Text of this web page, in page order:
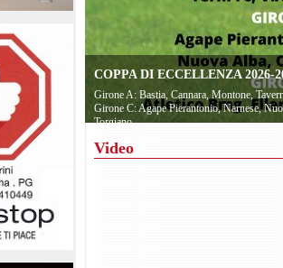
COPPA DI ECCELLENZA 2026-
Girone A: Bastia, Cannara, Montone,
Girone C: Agape Pierantonio, Narnese,
Torgiano
Video